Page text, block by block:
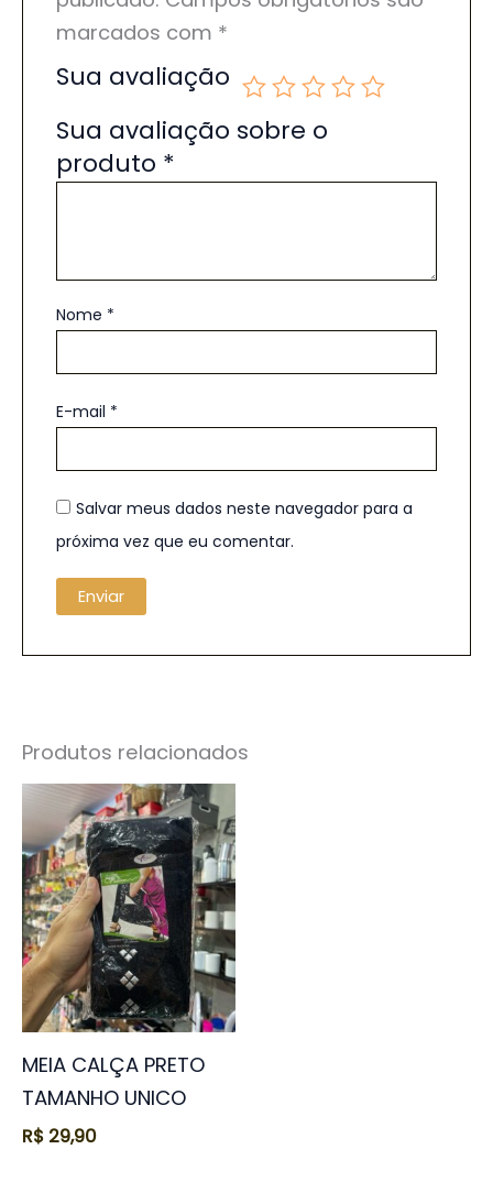
marcados com *
Sua avaliação
Sua avaliação sobre o
produto *
Nome *
E-mail *
Salvar meus dados neste navegador para a
próxima vez que eu comentar.
Produtos relacionados
MEIA CALÇA PRETO
TAMANHO UNICO
R$ 29,90